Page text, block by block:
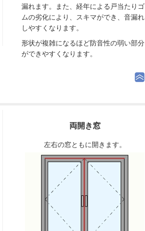
漏れます。また、経年による戸当たりゴ
ムの劣化により、スキマができ、音漏れ
しやすくなります。
形状が複雑になるほど防音性の弱い部分
ができやすくなります。
両開き窓
左右の窓ともに開きます。